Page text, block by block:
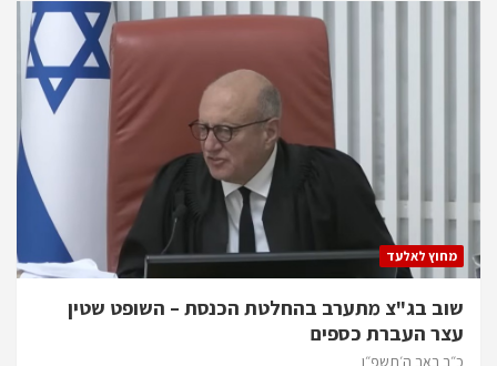
מחוץ לאלעד
שוב בג"צ מתערב בהחלטת הכנסת – השופט שטין
עצר העברת כספים
כ״ב באב ה׳תשפ״ו